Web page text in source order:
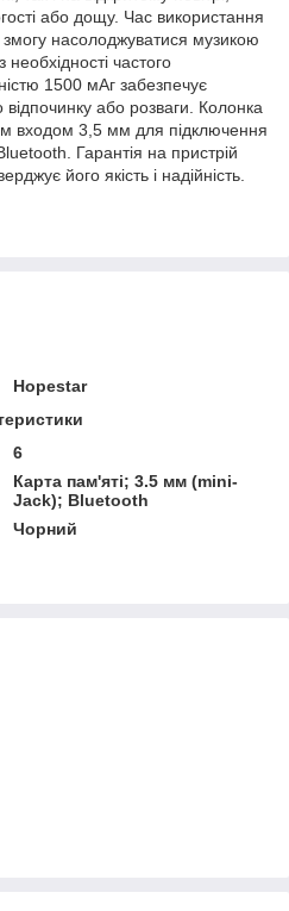
або дощу. Час використання
насолоджуватися музикою
частого
1500 мАг забезпечує
або розваги. Колонка
входом 3,5 мм для підключення
Гарантія на пристрій
його якість і надійність.
Hopestar
6
Карта пам'яті; 3.5 мм (mini-
Jack); Bluetooth
Чорний